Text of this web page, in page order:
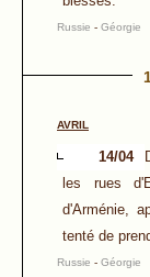
Russie - Géorgie
AVRIL
14/04
les rues
d'Arménie,
tenté de
Russie - Géorgie